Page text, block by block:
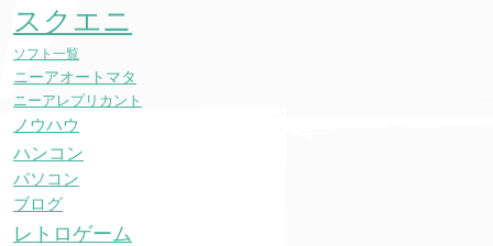
スクエニ
ソフト一覧
ニーアオートマタ
ニーアレプリカント
ノウハウ
ハンコン
パソコン
ブログ
レトロゲーム